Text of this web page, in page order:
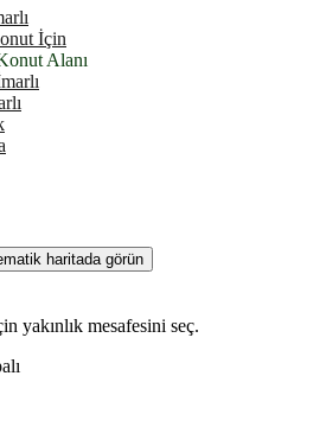
İçin
Alanı
haritada görün
yakınlık mesafesini seç.